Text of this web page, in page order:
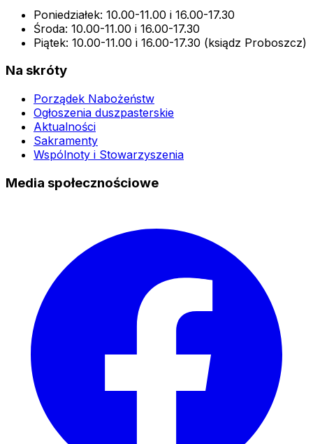
Poniedziałek: 10.00-11.00 i 16.00-17.30
Środa: 10.00-11.00 i 16.00-17.30
Piątek: 10.00-11.00 i 16.00-17.30 (ksiądz Proboszcz)
Na skróty
Porządek Nabożeństw
Ogłoszenia duszpasterskie
Aktualności
Sakramenty
Wspólnoty i Stowarzyszenia
Media społecznościowe